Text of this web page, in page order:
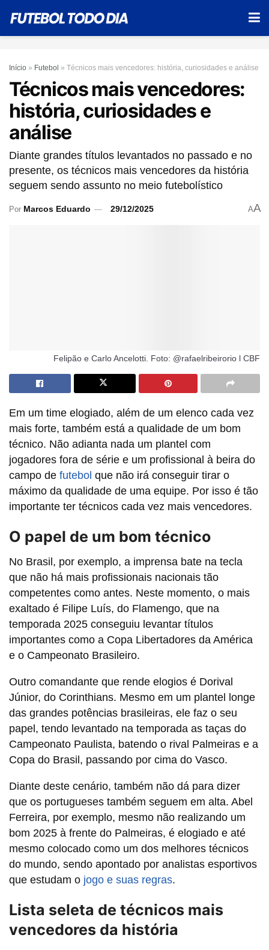
Início » Futebol » Técnicos mais vencedores: história, curiosidades e análise
Técnicos mais vencedores:
história, curiosidades e
análise
Diante grandes títulos levantados no passado e no
presente, os técnicos mais vencedores da história
seguem sendo assunto no meio futebolístico
Por Marcos Eduardo 29/12/2025 AA
Felipão e Carlo Ancelotti. Foto: @rafaelribeirorio l CBF
Em um time elogiado, além de um elenco cada vez
mais forte, também está a qualidade de um bom
técnico. Não adianta nada um plantel com
jogadores fora de série e um profissional à beira do
campo de futebol que não irá conseguir tirar o
máximo da qualidade de uma equipe. Por isso é tão
importante ter técnicos cada vez mais vencedores.
O papel de um bom técnico
No Brasil, por exemplo, a imprensa bate na tecla
que não há mais profissionais nacionais tão
competentes como antes. Neste momento, o mais
exaltado é Filipe Luís, do Flamengo, que na
temporada 2025 conseguiu levantar títulos
importantes como a Copa Libertadores da América
e o Campeonato Brasileiro.
Outro comandante que rende elogios é Dorival
Júnior, do Corinthians. Mesmo em um plantel longe
das grandes potências brasileiras, ele faz o seu
papel, tendo levantado na temporada as taças do
Campeonato Paulista, batendo o rival Palmeiras e a
Copa do Brasil, passando por cima do Vasco.
Diante deste cenário, também não dá para dizer
que os portugueses também seguem em alta. Abel
Ferreira, por exemplo, mesmo não realizando um
bom 2025 à frente do Palmeiras, é elogiado e até
mesmo colocado como um dos melhores técnicos
do mundo, sendo apontado por analistas esportivos
que estudam o jogo e suas regras.
Lista seleta de técnicos mais
vencedores da história